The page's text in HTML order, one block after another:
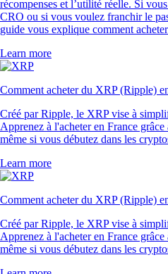
récompenses et l’utilité réelle. Si
CRO ou si vous voulez franchir le
guide vous explique comment
Learn more
Comment acheter du XRP (Ripple)
Créé par Ripple, le XRP vise à
Apprenez à l'acheter en France
même si vous débutez dans les
Learn more
Comment acheter du XRP (Ripple)
Créé par Ripple, le XRP vise à
Apprenez à l'acheter en France
même si vous débutez dans les